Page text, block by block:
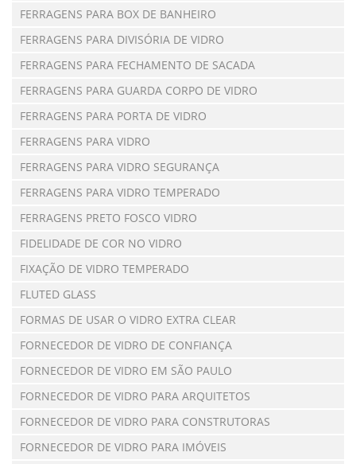
FERRAGENS PARA BOX DE BANHEIRO
FERRAGENS PARA DIVISÓRIA DE VIDRO
FERRAGENS PARA FECHAMENTO DE SACADA
FERRAGENS PARA GUARDA CORPO DE VIDRO
FERRAGENS PARA PORTA DE VIDRO
FERRAGENS PARA VIDRO
FERRAGENS PARA VIDRO SEGURANÇA
FERRAGENS PARA VIDRO TEMPERADO
FERRAGENS PRETO FOSCO VIDRO
FIDELIDADE DE COR NO VIDRO
FIXAÇÃO DE VIDRO TEMPERADO
FLUTED GLASS
FORMAS DE USAR O VIDRO EXTRA CLEAR
FORNECEDOR DE VIDRO DE CONFIANÇA
FORNECEDOR DE VIDRO EM SÃO PAULO
FORNECEDOR DE VIDRO PARA ARQUITETOS
FORNECEDOR DE VIDRO PARA CONSTRUTORAS
FORNECEDOR DE VIDRO PARA IMÓVEIS